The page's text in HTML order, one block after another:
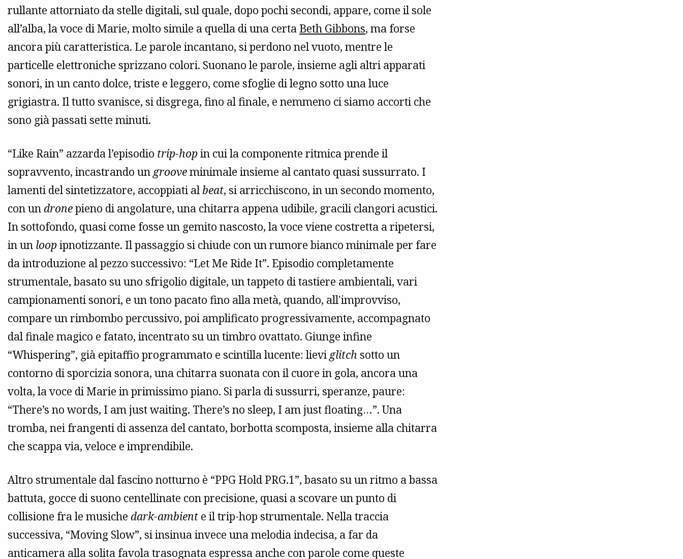
rullante attorniato da stelle digitali, sul quale, dopo pochi secondi, appare, come il sole
all’alba, la voce di Marie, molto simile a quella di una certa Beth Gibbons, ma forse
ancora più caratteristica. Le parole incantano, si perdono nel vuoto, mentre le
particelle elettroniche sprizzano colori. Suonano le parole, insieme agli altri apparati
sonori, in un canto dolce, triste e leggero, come sfoglie di legno sotto una luce
grigiastra. Il tutto svanisce, si disgrega, fino al finale, e nemmeno ci siamo accorti che
sono già passati sette minuti.
“Like Rain” azzarda l’episodio trip-hopin cui la componente ritmica prende il
sopravvento, incastrando ungrooveminimale insieme al cantato quasi sussurrato. I
lamenti del sintetizzatore, accoppiati albeat, si arricchiscono, in un secondo momento,
con un dronepieno di angolature, una chitarra appena udibile, gracili clangori acustici.
In sottofondo, quasi come fosse un gemito nascosto, la voce viene costretta a ripetersi,
in un loopipnotizzante. Il passaggio si chiude con un rumore bianco minimale per fare
da introduzione al pezzo successivo: “Let Me Ride It”. Episodio completamente
strumentale, basato su uno sfrigolio digitale, un tappeto di tastiere ambientali, vari
campionamenti sonori, e un tono pacato fino alla metà, quando, all'improvviso,
compare un rimbombo percussivo, poi amplificato progressivamente, accompagnato
dal finale magico e fatato, incentrato su un timbro ovattato. Giunge infine
“Whispering”, già epitaffio programmato e scintilla lucente: lieviglitch sotto un
contorno di sporcizia sonora, una chitarra suonata con il cuore in gola, ancora una
volta, la voce di Marie in primissimo piano. Si parla di sussurri, speranze, paure:
“There’s no words, I am just waiting. There’s no sleep, I am just floating…”. Una
tromba, nei frangenti di assenza del cantato, borbotta scomposta, insieme alla chitarra
che scappa via, veloce e imprendibile.
Altro strumentale dal fascino notturno è “PPG Hold PRG.1”, basato su un ritmo a bassa
battuta, gocce di suono centellinate con precisione, quasi a scovare un punto di
collisione fra le musiche dark-ambient e il trip-hop strumentale. Nella traccia
successiva, “Moving Slow”, si insinua invece una melodia indecisa, a far da
anticamera alla solita favola trasognata espressa anche con parole come queste